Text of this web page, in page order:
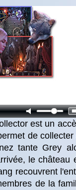
est un
de
tante Grey
le château
recouvrent
de la